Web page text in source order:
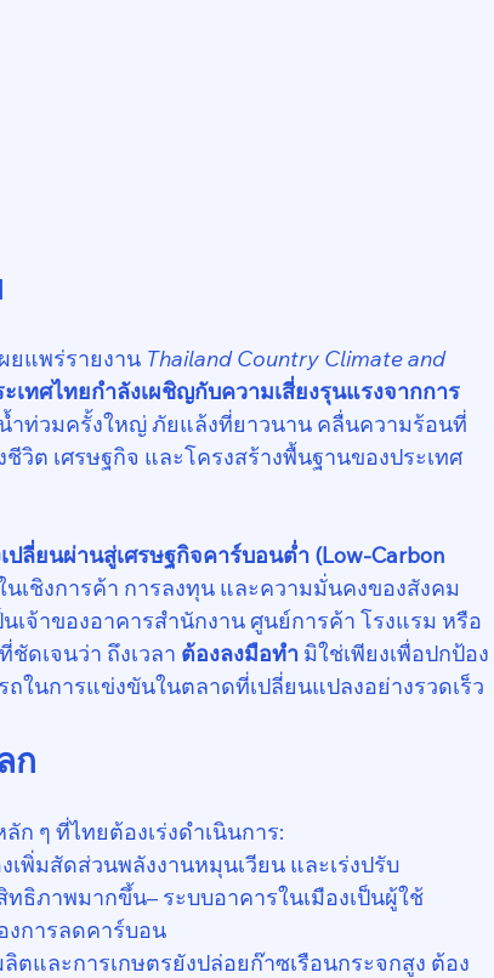
ยแพร่รายงาน Thailand Country Climate and
ะเทศไทยกำลังเผชิญกับความเสี่ยงรุนแรงจากการ
ำท่วมครั้งใหญ่ ภัยแล้งที่ยาวนาน คลื่นความร้อนที่
ต เศรษฐกิจ และโครงสร้างพื้นฐานของประเทศ
ปลี่ยนผ่านสู่เศรษฐกิจคาร์บอนต่ำ (Low-Carbon
เชิงการค้า การลงทุน และความมั่นคงของสังคม
เจ้าของอาคารสำนักงาน ศูนย์การค้า โรงแรม หรือ
ดเจนว่า ถึงเวลา ต้องลงมือทำ มิใช่เพียงเพื่อปกป้อง
ในการแข่งขันในตลาดที่เปลี่ยนแปลงอย่างรวดเร็ว
ก
ก ๆ ที่ไทยต้องเร่งดำเนินการ:
เพิ่มสัดส่วนพลังงานหมุนเวียน และเร่งปรับ
ธิภาพมากขึ้น– ระบบอาคารในเมืองเป็นผู้ใช้
งการลดคาร์บอน
ตและการเกษตรยังปล่อยก๊าซเรือนกระจกสูง ต้อง